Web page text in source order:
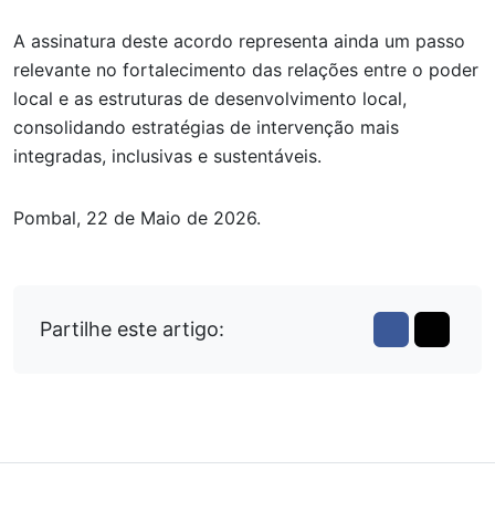
A assinatura deste acordo representa ainda um passo
relevante no fortalecimento das relações entre o poder
local e as estruturas de desenvolvimento local,
consolidando estratégias de intervenção mais
integradas, inclusivas e sustentáveis.
Pombal, 22 de Maio de 2026.
Partilhe este artigo: